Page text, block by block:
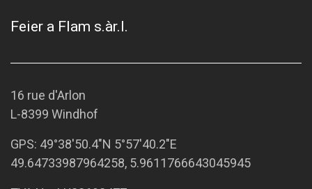
Feier a Flam s.àr.l.
16 rue d'Arlon
L-8399 Windhof
GPS: 49°38'50.4"N 5°57'40.2"E
49.64733987964258, 5.9611766643045945